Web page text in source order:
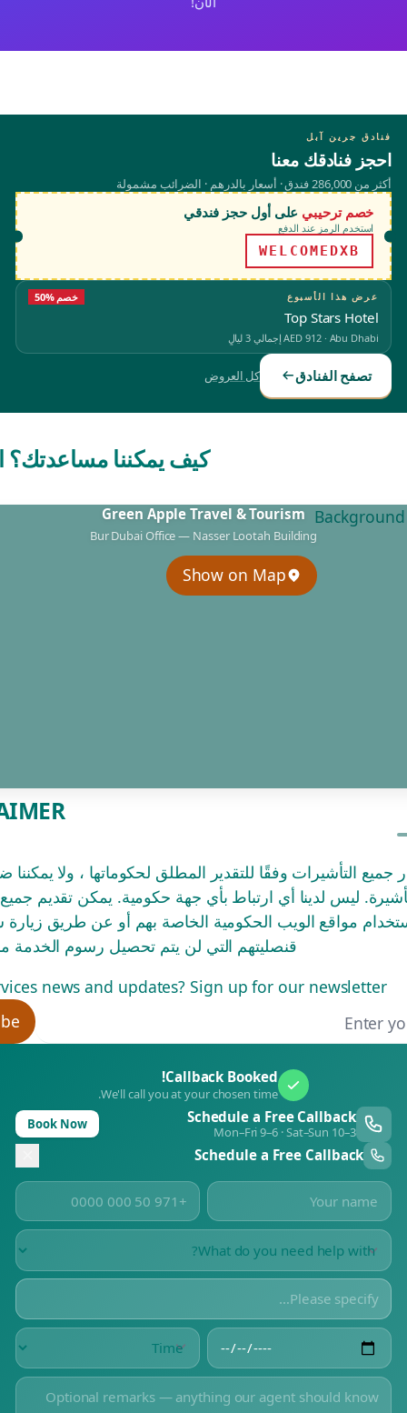
فنادق جرين آبل
احجز فنادقك معنا
أكثر من 286,000 فندق · أسعار بالدرهم · الضرائب مشمولة
خصم ترحيبي على أول حجز فندقي
استخدم الرمز عند الدفع
WELCOMEDXB
عرض هذا الأسبوع 50% خصم
Top Stars Hotel
Abu Dhabi
·
AED 912إجمالي 3 ليالٍ
تصفح الفنادق كل العروض
كيف يمكننا مساعدتك؟
Green Apple Travel & Tourism
Bur Dubai Office — Nasser Lootah Building
Show on Map
جميع التأشيرات وفقًا للتقدير المطلق لحكوماتها ، ولا
ليس لدينا أي ارتباط بأي جهة حكومية. يمكن تقديم
مواقع الويب الحكومية الخاصة بهم أو عن طريق زيارة
قنصليتهم التي لن يتم تحصيل رسوم الخدمة
news and updates? Sign up for our newsletter.
Callback Booked!
We'll call you at your chosen time.
Schedule a Free Callback
Mon–Fri 9–6 · Sat–Sun 10–3
Book Now
Schedule a Free Callback